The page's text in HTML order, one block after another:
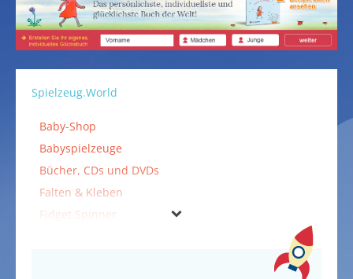
Spielzeug.World
Baby-Shop
Babyspielzeuge
Bücher, CDs und DVDs
Falten & Kleben
Fidget Spinner